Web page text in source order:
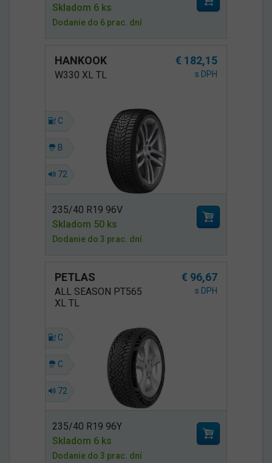
Skladom 6 ks
Dodanie do 6 prac. dní
HANKOOK € 182,15
W330 XL TL s DPH
C
B
72
235/40 R19 96V
Skladom 50 ks
Dodanie do 3 prac. dní
PETLAS € 96,67
ALL SEASON PT565
XL TL
s DPH
C
C
72
235/40 R19 96Y
Skladom 6 ks
Dodanie do 3 prac. dní